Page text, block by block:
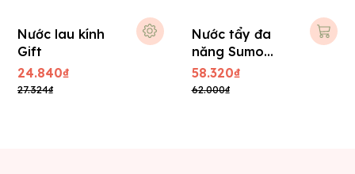
Nước lau kính
Gift
24.840₫
27.324₫
Nước tẩy đa
năng Sumo
700gr
58.320₫
62.000₫